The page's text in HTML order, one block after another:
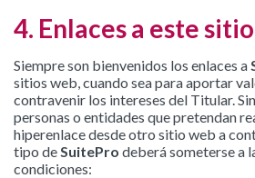
4. Enlaces a este
Siempre son bienvenidos los enlaces a
sitios web, cuando sea para aportar
contravenir los intereses del Titular.
personas o entidades que pretendan
hiperenlace desde otro sitio web a
tipo deSuitePro deberá someterse a
condiciones: